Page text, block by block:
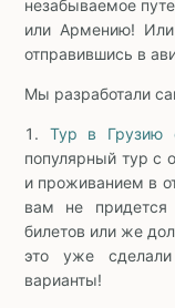
незабываемое
или Армению!
отправившись в
Мы разработали
1. Тур в Грузию
популярный тур с
и проживанием в
вам не
билетов или же
это уже
варианты!